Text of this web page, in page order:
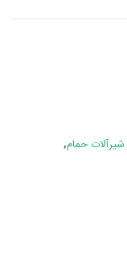
شیرآلات حمام,